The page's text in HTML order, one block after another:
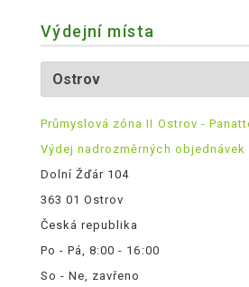
Výdejní místa
Průmyslová zóna II Ostrov -
Výdej nadrozměrných objednávek
Dolní Žďár 104
363 01 Ostrov
Česká republika
Po - Pá, 8:00 - 16:00
So - Ne, zavřeno